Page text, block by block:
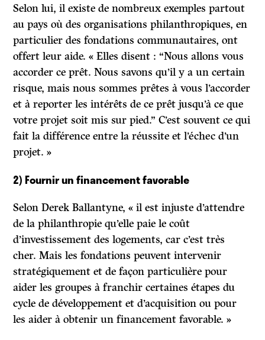
Selon lui, il existe de nombreux exemples partout
au pays où des organisations philanthropiques, en
particulier des fondations communautaires, ont
offert leur aide. « Elles disent : “Nous allons vous
accorder ce prêt. Nous savons qu’il y a un certain
risque, mais nous sommes prêtes à vous l’accorder
et à reporter les intérêts de ce prêt jusqu’à ce que
votre projet soit mis sur pied.” C’est souvent ce qui
fait la différence entre la réussite et l’échec d’un
projet. »
2) Fournir un financement favorable
Selon Derek Ballantyne, « il est injuste d’attendre
de la philanthropie qu’elle paie le coût
d’investissement des logements, car c’est très
cher. Mais les fondations peuvent intervenir
stratégiquement et de façon particulière pour
aider les groupes à franchir certaines étapes du
cycle de développement et d’acquisition ou pour
les aider à obtenir un financement favorable. »